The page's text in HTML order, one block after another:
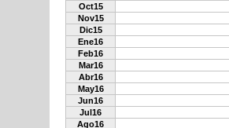
Oct15
Nov15
Dic15
Ene16
Feb16
Mar16
Abr16
May16
Jun16
Jul16
Ago16